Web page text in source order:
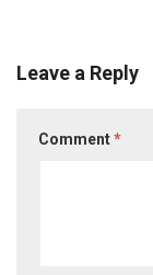
Leave a Reply
Comment*